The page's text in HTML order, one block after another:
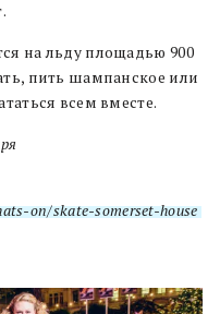
на льду площадью 900
пить шампанское или
всем вместе.
on/skate-somerset-house